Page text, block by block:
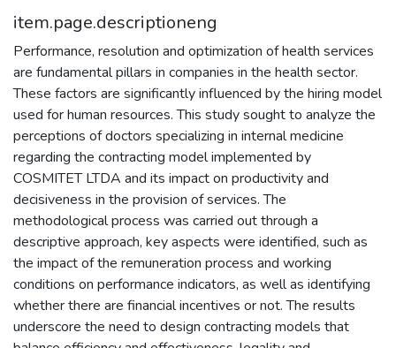
item.page.descriptioneng
Performance, resolution and optimization of health services
are fundamental pillars in companies in the health sector.
These factors are significantly influenced by the hiring model
used for human resources. This study sought to analyze the
perceptions of doctors specializing in internal medicine
regarding the contracting model implemented by
COSMITET LTDA and its impact on productivity and
decisiveness in the provision of services. The
methodological process was carried out through a
descriptive approach, key aspects were identified, such as
the impact of the remuneration process and working
conditions on performance indicators, as well as identifying
whether there are financial incentives or not. The results
underscore the need to design contracting models that